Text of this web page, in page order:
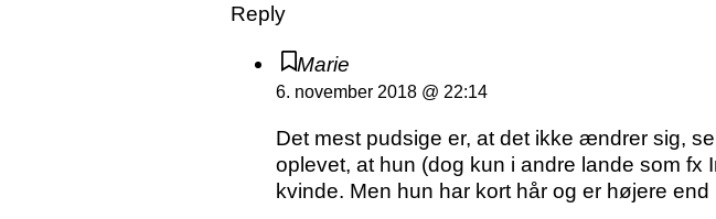
Reply
Marie
6. november 2018 @ 22:14
Det mest pudsige er, at det ikke ændrer sig,
oplevet, at hun (dog kun i andre lande som fx
kvinde. Men hun har kort hår og er højere end